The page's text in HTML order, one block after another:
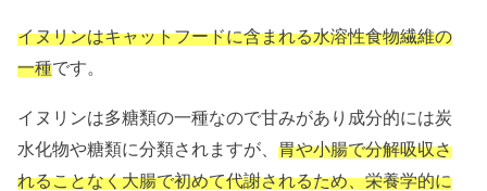
イヌリンはキャットフードに含まれる水溶性食物繊維の
一種です。
イヌリンは多糖類の一種なので甘みがあり成分的には炭
水化物や糖類に分類されますが、胃や小腸で分解吸収さ
れることなく大腸で初めて代謝されるため、栄養学的に